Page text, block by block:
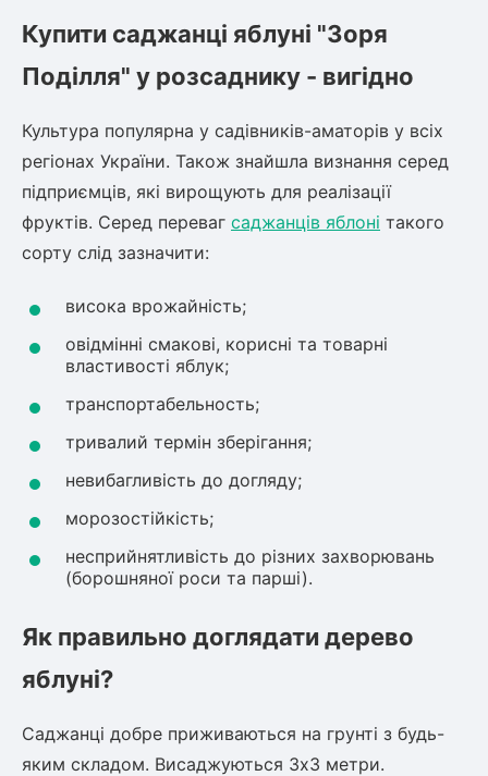
Купити саджанці яблуні "Зоря
Поділля" у розсаднику - вигідно
Культура популярна у садівників-аматорів у всіх
регіонах України. Також знайшла визнання серед
підприємців, які вирощують для реалізації
фруктів. Серед переваг саджанців яблоні такого
сорту слід зазначити:
висока врожайність;
овідмінні смакові, корисні та товарні
властивості яблук;
транспортабельность;
тривалий термін зберігання;
невибагливість до догляду;
морозостійкість;
несприйнятливість до різних захворювань
(борошняної роси та парші).
Як правильно доглядати дерево
яблуні?
Саджанці добре приживаються на грунті з будь-
яким складом. Висаджуються 3х3 метри.